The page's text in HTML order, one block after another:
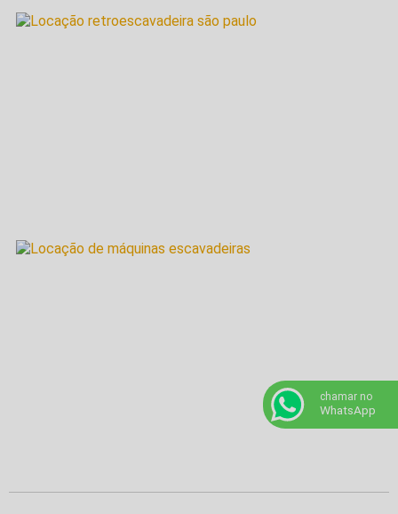
chamar no
WhatsApp